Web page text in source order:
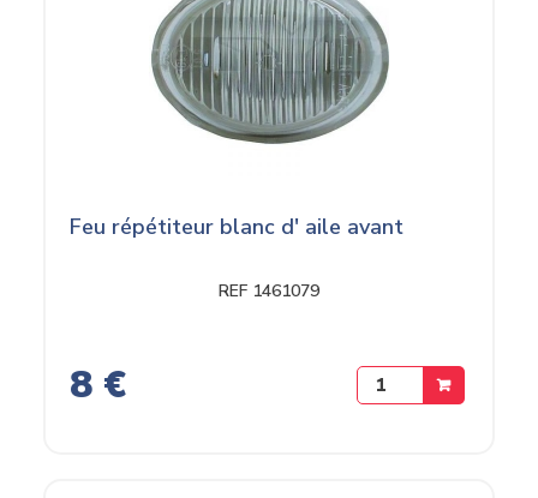
Feu répétiteur blanc d' aile avant
REF 1461079
8 €